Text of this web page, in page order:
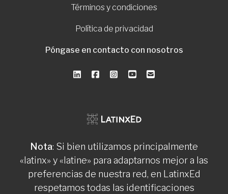
Nota: Si bien utilizamos principalmente
«latinx» y «latine» para adaptarnos mejor a las
preferencias de nuestra red, en LatinxEd
respetamos todas las identificaciones
Términos y condiciones
Política de privacidad
Póngase en contacto con nosotros